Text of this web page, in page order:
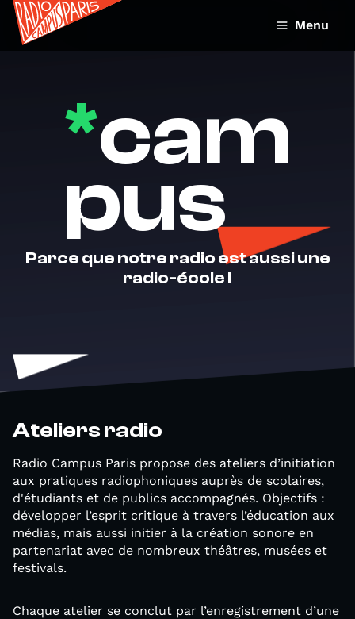
Menu
*cam
pus
Parce que notre radio est aussi une
radio-école !
Ateliers radio
Radio Campus Paris propose des ateliers d’initiation
aux pratiques radiophoniques auprès de scolaires,
d'étudiants et de publics accompagnés. Objectifs :
développer l’esprit critique à travers l’éducation aux
médias, mais aussi initier à la création sonore en
partenariat avec de nombreux théâtres, musées et
festivals.
Chaque atelier se conclut par l’enregistrement d’une